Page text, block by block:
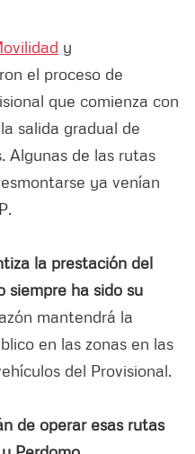
y
el proceso de
que comienza con
salida gradual de
Algunas de las rutas
ya venían
la prestación del
siempre ha sido su
mantendrá la
en las zonas en las
del Provisional.
de operar esas rutas